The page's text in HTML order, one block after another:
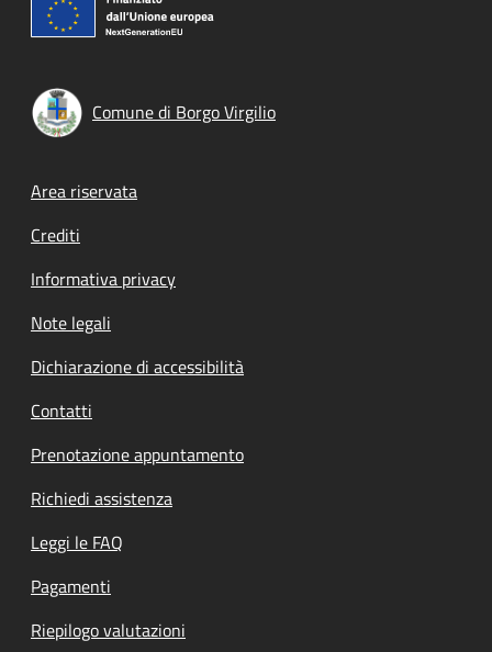
Comune di Borgo Virgilio
Footer menu
Area riservata
Crediti
Informativa privacy
Note legali
Dichiarazione di accessibilità
Contatti
Prenotazione appuntamento
Richiedi assistenza
Leggi le FAQ
Pagamenti
Riepilogo valutazioni